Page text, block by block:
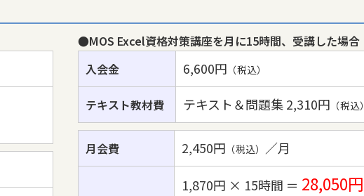
●MOS Excel資格対策講座を月に15時間、受講した場合
入会金
6,600円 （税込）
テキスト教材費 テキスト＆問題集 2,310円 （税込）
月会費 2,450円 （税込） ／月
1,870円 × 15時間 ＝ 28,050円